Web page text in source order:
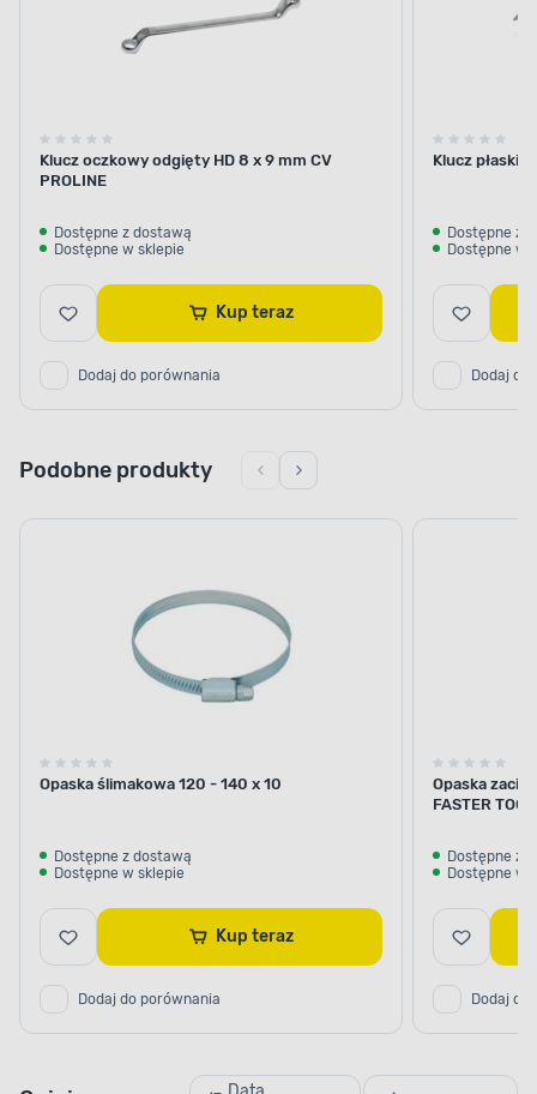
Klucz oczkowy odgięty HD 8 x 9 mm CV
PROLINE
Dostępne z dostawą
Dostępne w sklepie
Kup teraz
Dodaj do porównania
Klucz płaski
Dostępne z
Dostępne w
Dodaj do
Podobne produkty
Opaska ślimakowa 120 - 140 x 10
Dostępne z dostawą
Dostępne w sklepie
Kup teraz
Dodaj do porównania
Opaska
FASTER
Dostępne z
Dostępne w
Dodaj do